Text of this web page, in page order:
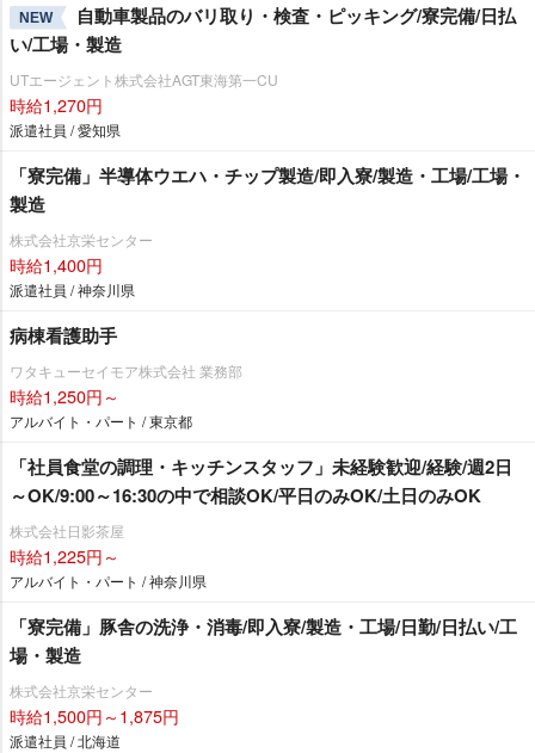
NEW
自動車製品のバリ取り・検査・ピッキング/寮完備/日払
い/工場・製造
UTエージェント株式会社AGT東海第一CU
時給1,270円
派遣社員 / 愛知県
「寮完備」半導体ウエハ・チップ製造/即入寮/製造・工場/工場・
製造
株式会社京栄センター
時給1,400円
派遣社員 / 神奈川県
病棟看護助手
ワタキューセイモア株式会社 業務部
時給1,250円～
アルバイト・パート / 東京都
「社員食堂の調理・キッチンスタッフ」未経験歓迎/経験/週2日
～OK/9:00～16:30の中で相談OK/平日のみOK/土日のみOK
株式会社日影茶屋
時給1,225円～
アルバイト・パート / 神奈川県
「寮完備」豚舎の洗浄・消毒/即入寮/製造・工場/日勤/日払い/工
場・製造
株式会社京栄センター
時給1,500円～1,875円
派遣社員 / 北海道